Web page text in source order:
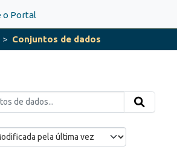
o Portal
Conjuntos de dados